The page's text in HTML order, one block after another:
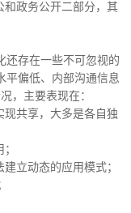
和政务公开二部分，其
还存在一些不可忽视的
平偏低、内部沟通信息
，主要表现在：
共享，大多是各自独
立动态的应用模式；